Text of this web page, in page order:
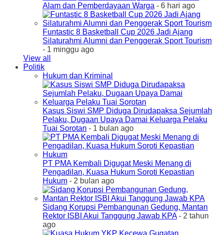
Alam dan Pemberdayaan Warga - 6 hari ago
Funtastic 8 Basketball Cup 2026 Jadi Ajang
Silaturahmi Alumni dan Penggerak Sport Tourism
- 1 minggu ago
View all
Politik
Hukum dan Kriminal
Kasus Siswi SMP Diduga Dirudapaksa Sejumlah
Pelaku, Dugaan Upaya Damai Keluarga Pelaku
Tuai Sorotan - 1 bulan ago
PT PMA Kembali Digugat Meski Menang di
Pengadilan, Kuasa Hukum Soroti Kepastian
Hukum - 2 bulan ago
Sidang Korupsi Pembangunan Gedung, Mantan
Rektor ISBI Akui Tanggung Jawab KPA- 2 tahun
ago